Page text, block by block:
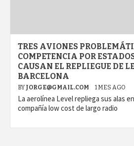
TRES AVIONES
COMPETENCIA POR
CAUSAN EL REPLIEGUE DE
BARCELONA
BY JORGE@GMAIL.COM 1 MES AGO
La aerolínea Level repliega sus alas
compañía low cost de largo radio